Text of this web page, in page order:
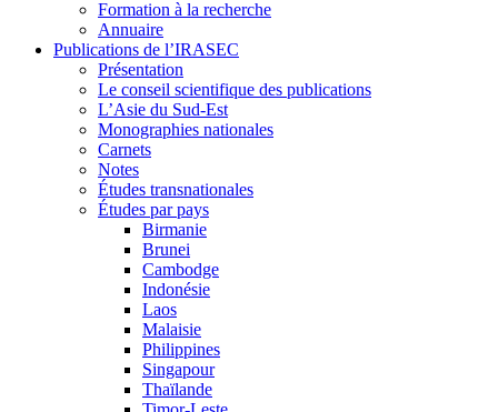
Formation à la recherche
Annuaire
Publications de l’IRASEC
Présentation
Le conseil scientifique des publications
L’Asie du Sud-Est
Monographies nationales
Carnets
Notes
Études transnationales
Études par pays
Birmanie
Brunei
Cambodge
Indonésie
Laos
Malaisie
Philippines
Singapour
Thaïlande